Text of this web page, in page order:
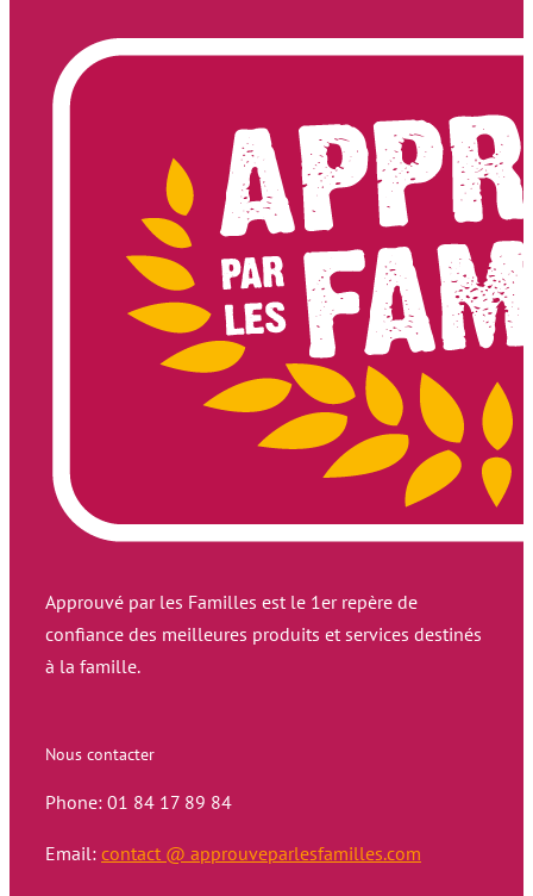
Approuvé par les Familles est le 1er repère de
confiance des meilleures produits et services destinés
à la famille.
Nous contacter
Phone: 01 84 17 89 84
Email: contact @ approuveparlesfamilles.com